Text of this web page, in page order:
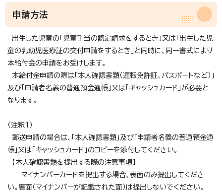
申請方法
出生した児童の「児童手当の認定請求をするとき」又は「出生した児
童の乳幼児医療証の交付申請をするとき」と同時に、同一書式により
本給付金の申請をお受けします。
本給付金申請の際は「本人確認書類（運転免許証、パスポートなど）」
及び「申請者名義の普通預金通帳」又は「キャッシュカード」が必要と
なります。
（注釈1）
郵送申請の場合は、「本人確認書類」及び「申請者名義の普通預金通
帳」又は「キャッシュカード」のコピーを添付してください。
【本人確認書類を提出する際の注意事項】
マイナンバーカードを提出する場合、表面のみ提出してくださ
い。裏面（マイナンバーが記載された面）は提出しないでください。